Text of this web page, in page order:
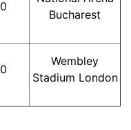
Bucharest
Wembley
Stadium London